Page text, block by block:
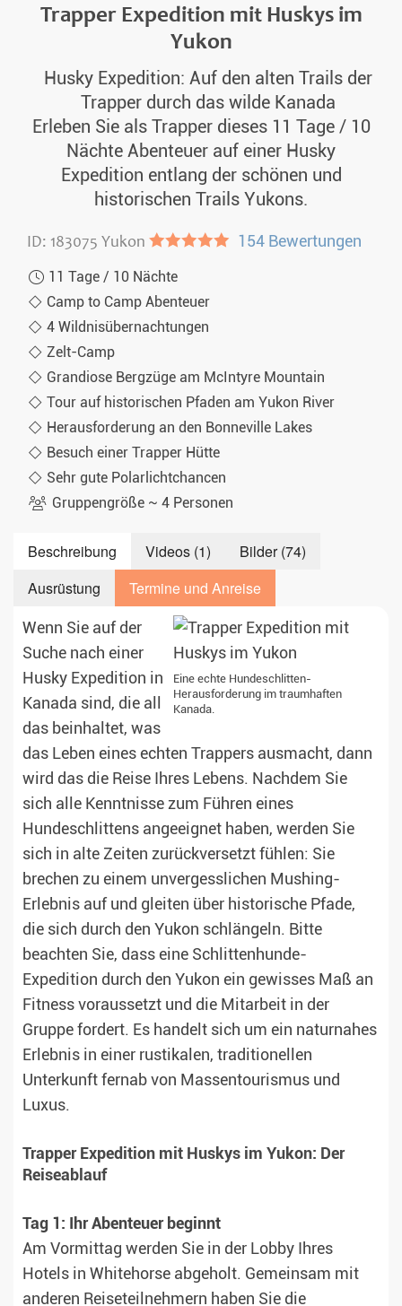
Trapper Expedition mit Huskys im
Yukon
Husky Expedition: Auf den alten Trails der
Trapper durch das wilde Kanada
Erleben Sie als Trapper dieses 11 Tage / 10
Nächte Abenteuer auf einer Husky
Expedition entlang der schönen und
historischen Trails Yukons.
ID: 183075 Yukon ●●●●● 154 Bewertungen
11 Tage / 10 Nächte
Camp to Camp Abenteuer
4 Wildnisübernachtungen
Zelt-Camp
Grandiose Bergzüge am McIntyre Mountain
Tour auf historischen Pfaden am Yukon River
Herausforderung an den Bonneville Lakes
Besuch einer Trapper Hütte
Sehr gute Polarlichtchancen
Gruppengröße ~ 4 Personen
Beschreibung Videos (1)
Bilder (74)
Ausrüstung
Termine und Anreise
Eine echte Hundeschlitten-
Herausforderung im traumhaften
Kanada.
Wenn Sie auf der
Suche nach einer
Husky Expedition in
Kanada sind, die all
das beinhaltet, was
das Leben eines echten Trappers ausmacht, dann
wird das die Reise Ihres Lebens. Nachdem Sie
sich alle Kenntnisse zum Führen eines
Hundeschlittens angeeignet haben, werden Sie
sich in alte Zeiten zurückversetzt fühlen: Sie
brechen zu einem unvergesslichen Mushing-
Erlebnis auf und gleiten über historische Pfade,
die sich durch den Yukon schlängeln. Bitte
beachten Sie, dass eine Schlittenhunde-
Expedition durch den Yukon ein gewisses Maß an
Fitness voraussetzt und die Mitarbeit in der
Gruppe fordert. Es handelt sich um ein naturnahes
Erlebnis in einer rustikalen, traditionellen
Unterkunft fernab von Massentourismus und
Luxus.
Trapper Expedition mit Huskys im Yukon: Der
Reiseablauf
Tag 1: Ihr Abenteuer beginnt
Am Vormittag werden Sie in der Lobby Ihres
Hotels in Whitehorse abgeholt. Gemeinsam mit
anderen Reiseteilnehmern haben Sie die